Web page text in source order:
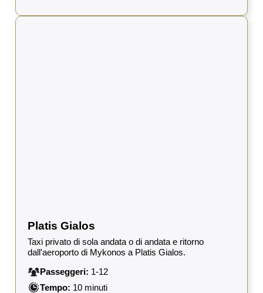
Platis Gialos
Taxi privato di sola andata o di andata e ritorno
dall'aeroporto di Mykonos a Platis Gialos.
Passeggeri: 1-12
Tempo: 10 minuti